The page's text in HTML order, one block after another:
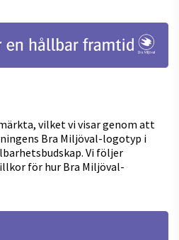
vilket vi visar genom att
Bra Miljöval-logotyp i
Vi följer
för hur Bra Miljöval-